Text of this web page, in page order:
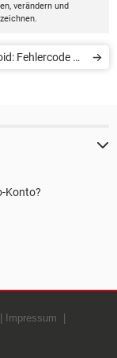
verändern und
Fehlercode 24
Konto?
Impressum